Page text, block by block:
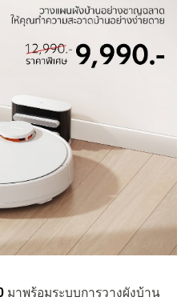
มาพร้อมระบบการวางผังบ้าน